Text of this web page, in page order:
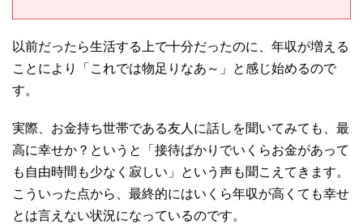
以前だったら生活する上で十分だったのに、年収が増える
ことにより「これでは物足りなあ～」と感じ始めるので
す。
実際、お金持ち世帯である友人に話しを聞いてみても、最
高に幸せか？というと「接待ばかりでいくらお金があって
も自由時間も少なく寂しい」という声も聞こえてきます。
こういった点から、最終的にはいくら年収が高くても幸せ
とは言えない状況になっているのです。